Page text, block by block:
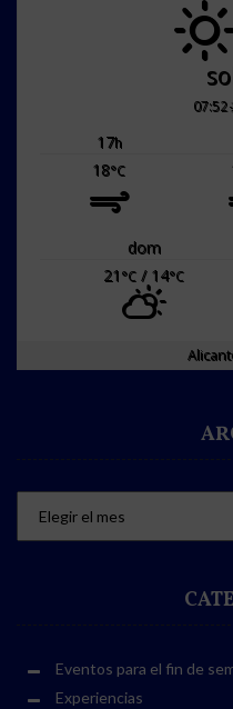
07:52
17h
18°C
dom
21°C / 14°C
Eventos para el fin de
Experiencias